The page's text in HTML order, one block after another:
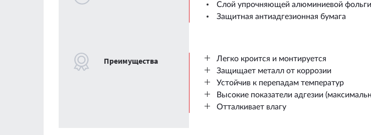
Слой упрочняющей алюминиевой фольги
Защитная антиадгезионная бумага
Преимущества
Легко кроится и монтируется
Защищает металл от коррозии
Устойчив к перепадам температур
Высокие показатели адгезии
Отталкивает влагу